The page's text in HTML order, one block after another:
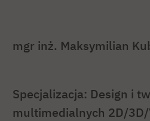
mgr inż. Maksymilian
Specjalizacja: Design i
multimedialnych 2D/